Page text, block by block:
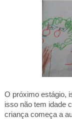
O próximo estágio,
isso não tem idade
criança começa a